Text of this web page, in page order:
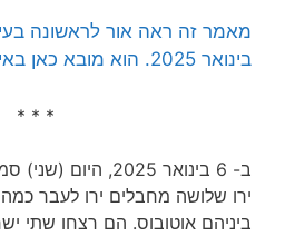
בינואר 2025. הוא מובא כאן באישורו ובאישור המחבר.
* * *
ירו שלושה מחבלים ירו לעבר
ביניהם אוטובוס. הם רצחו שתי